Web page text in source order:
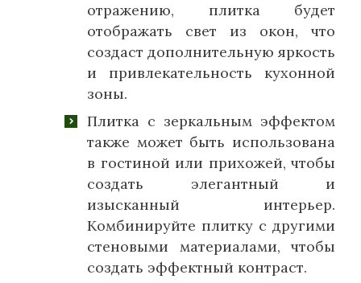
отражению, плитка будет
отображать свет из окон, что
создаст дополнительную яркость
и привлекательность кухонной
зоны.
Плитка с зеркальным эффектом
также может быть использована
в гостиной или прихожей, чтобы
создать элегантный и
изысканный интерьер.
Комбинируйте плитку с другими
стеновыми материалами, чтобы
создать эффектный контраст.